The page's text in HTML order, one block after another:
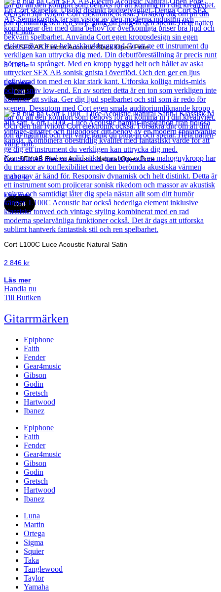
Cort SFX AB Electro Acoustic Black Open Pore
3 418kr
Läs mer
Cort
Cort SFX AB Electro Acoustic Natural Open Pore
3 418kr
Läs mer
Cort
Cort L100C Luce Acoustic Natural Satin
2 846 kr
Läs mer
Handla nu
Till Butiken
Gitarrmärken
Epiphone
Faith
Fender
Gear4music
Gibson
Godin
Gretsch
Hartwood
Ibanez
Epiphone
Faith
Fender
Gear4music
Gibson
Godin
Gretsch
Hartwood
Ibanez
Luna
Martin
Ortega
Sigma
Squier
Taka
Tanglewood
Taylor
Yamaha